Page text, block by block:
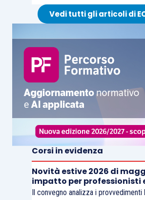
Vedi tutti gli articoli di
Corsi in evidenza
Novità estive 2026 di
impatto per professionisti
Il convegno analizza i provvedimenti